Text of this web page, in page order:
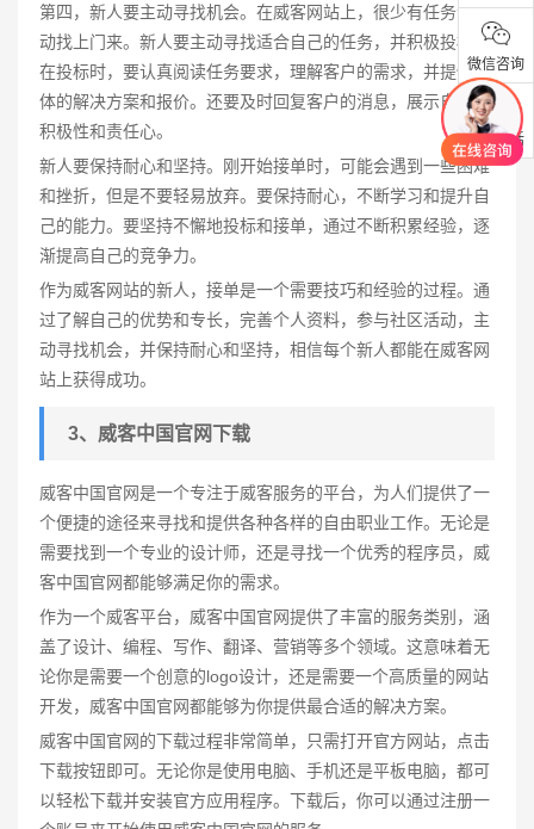
第四，新人要主动寻找机会。在威客网站上，很少有任务会自
动找上门来。新人要主动寻找适合自己的任务，并积极投标。
在投标时，要认真阅读任务要求，理解客户的需求，并提供具
体的解决方案和报价。还要及时回复客户的消息，展示自己的
积极性和责任心。
新人要保持耐心和坚持。刚开始接单时，可能会遇到一些困难
和挫折，但是不要轻易放弃。要保持耐心，不断学习和提升自
己的能力。要坚持不懈地投标和接单，通过不断积累经验，逐
渐提高自己的竞争力。
作为威客网站的新人，接单是一个需要技巧和经验的过程。通
过了解自己的优势和专长，完善个人资料，参与社区活动，主
动寻找机会，并保持耐心和坚持，相信每个新人都能在威客网
站上获得成功。
3、威客中国官网下载
威客中国官网是一个专注于威客服务的平台，为人们提供了一
个便捷的途径来寻找和提供各种各样的自由职业工作。无论是
需要找到一个专业的设计师，还是寻找一个优秀的程序员，威
客中国官网都能够满足你的需求。
作为一个威客平台，威客中国官网提供了丰富的服务类别，涵
盖了设计、编程、写作、翻译、营销等多个领域。这意味着无
论你是需要一个创意的logo设计，还是需要一个高质量的网站
开发，威客中国官网都能够为你提供最合适的解决方案。
威客中国官网的下载过程非常简单，只需打开官方网站，点击
下载按钮即可。无论你是使用电脑、手机还是平板电脑，都可
以轻松下载并安装官方应用程序。下载后，你可以通过注册一
微信咨询
联系电话